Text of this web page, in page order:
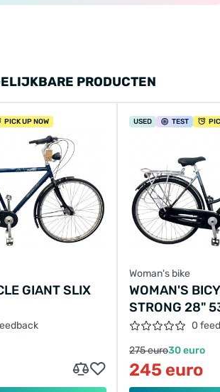
PRODUCTEN
PICK UP NOW
GIANT SLIX
USED TEST
Woman's bike
WOMAN'S
STRONG 28"
0
275 euro30 euro
245 euro